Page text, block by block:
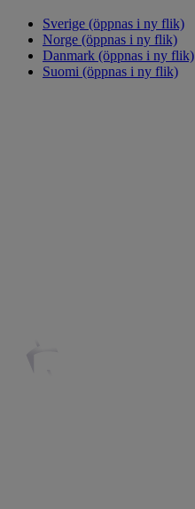
Sverige (öppnas i ny flik)
Norge (öppnas i ny flik)
Danmark (öppnas i ny flik)
Suomi (öppnas i ny flik)